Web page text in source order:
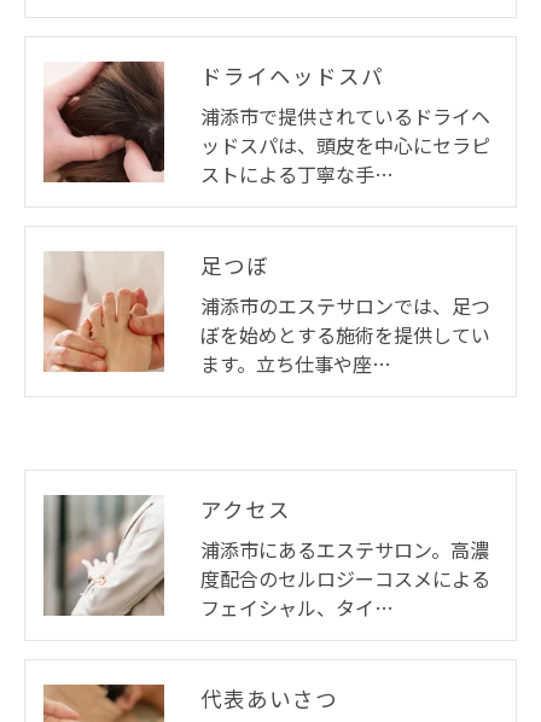
ドライヘッドスパ
浦添市で提供されているドライヘ
ッドスパは、頭皮を中心にセラピ
ストによる丁寧な手…
足つぼ
浦添市のエステサロンでは、足つ
ぼを始めとする施術を提供してい
ます。立ち仕事や座…
アクセス
浦添市にあるエステサロン。高濃
度配合のセルロジーコスメによる
フェイシャル、タイ…
代表あいさつ